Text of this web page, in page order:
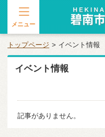
メニュー
トップページ イベント情報
イベント情報
記事がありません。